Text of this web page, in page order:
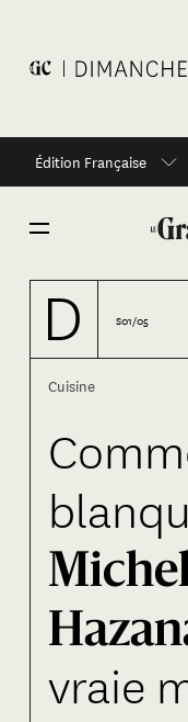
Édition Française
S01/05
Cuisine
vraie